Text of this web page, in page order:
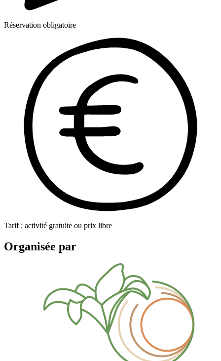
Réservation obligatoire
Tarif : activité gratuite ou prix libre
Organisée par